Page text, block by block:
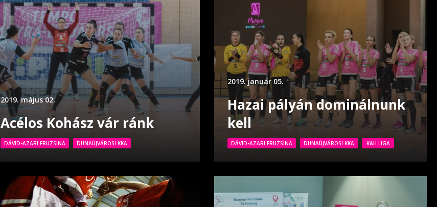
2019. május 02.
Acélos Kohász vár ránk
DÁVID-AZARI FRUZSINA DUNAÚJVÁROSI KKA
2019. január 05.
Hazai pályán dominálnunk
kell
DÁVID-AZARI FRUZSINA DUNAÚJVÁROSI KKA K&H LIGA